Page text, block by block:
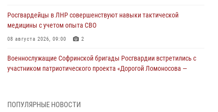
Росгвардейцы в ЛНР совершенствуют навыки тактической
медицины с учетом опыта СВО
08 августа 2026, 09:00 2
Военнослужащие Софринской бригады Росгвардии встретились с
участником патриотического проекта «Дорогой Ломоносова —
ПОПУЛЯРНЫЕ НОВОСТИ